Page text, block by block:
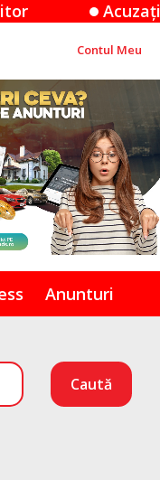
Acuzațiile
Contul Meu
Anunturi
Caută